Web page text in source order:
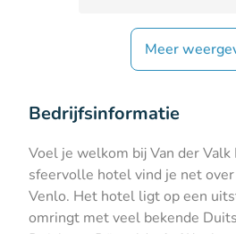
Meer
Bedrijfsinformatie
Voel je welkom bij Van der
sfeervolle hotel vind je net
Venlo. Het hotel ligt op een
omringt met veel bekende